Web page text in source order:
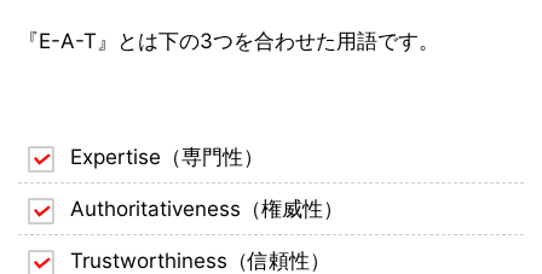
『E-A-T』とは下の3つを合わせた用語です。
Expertise（専門性）
Authoritativeness（権威性）
Trustworthiness（信頼性）